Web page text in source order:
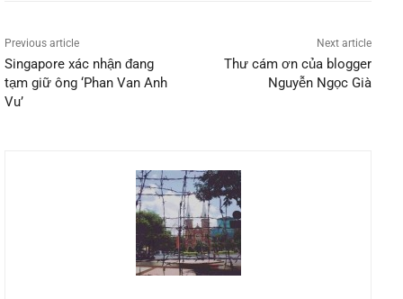
Previous article
Singapore xác nhận đang
tạm giữ ông ‘Phan Van Anh
Vu’
Next article
Thư cám ơn của blogger
Nguyễn Ngọc Già